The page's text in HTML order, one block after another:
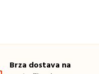
Brza dostava na